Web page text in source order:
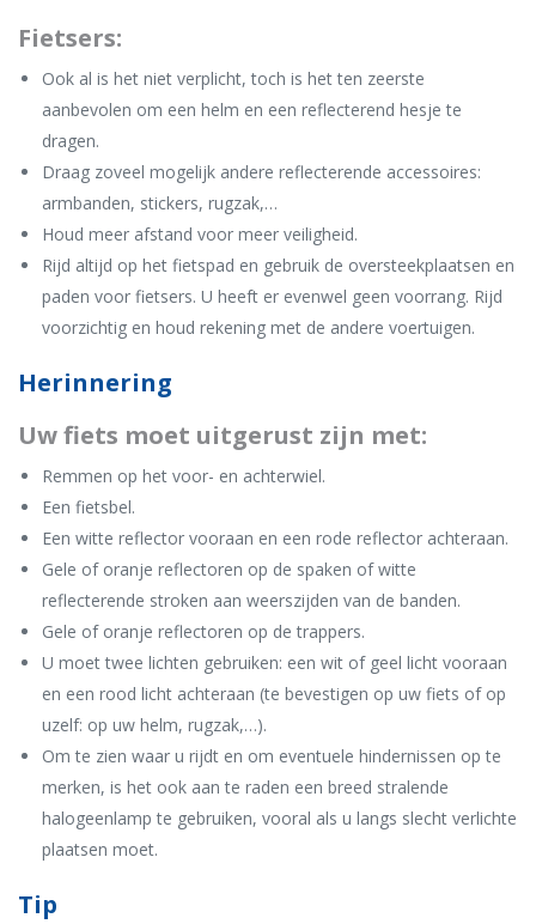
Fietsers:
Ook al is het niet verplicht, toch is het ten zeerste
aanbevolen om een helm en een reflecterend hesje te
dragen.
Draag zoveel mogelijk andere reflecterende accessoires:
armbanden, stickers, rugzak,…
Houd meer afstand voor meer veiligheid.
Rijd altijd op het fietspad en gebruik de oversteekplaatsen en
paden voor fietsers. U heeft er evenwel geen voorrang. Rijd
voorzichtig en houd rekening met de andere voertuigen.
Herinnering
Uw fiets moet uitgerust zijn met:
Remmen op het voor- en achterwiel.
Een fietsbel.
Een witte reflector vooraan en een rode reflector achteraan.
Gele of oranje reflectoren op de spaken of witte
reflecterende stroken aan weerszijden van de banden.
Gele of oranje reflectoren op de trappers.
U moet twee lichten gebruiken: een wit of geel licht vooraan
en een rood licht achteraan (te bevestigen op uw fiets of op
uzelf: op uw helm, rugzak,…).
Om te zien waar u rijdt en om eventuele hindernissen op te
merken, is het ook aan te raden een breed stralende
halogeenlamp te gebruiken, vooral als u langs slecht verlichte
plaatsen moet.
Tip